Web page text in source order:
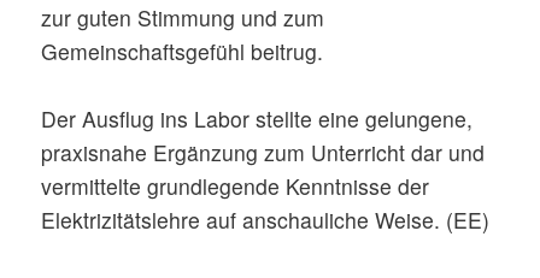
zur guten Stimmung und zum
Gemeinschaftsgefühl beitrug.
Der Ausflug ins Labor stellte eine gelungene,
praxisnahe Ergänzung zum Unterricht dar und
vermittelte grundlegende Kenntnisse der
Elektrizitätslehre auf anschauliche Weise. (EE)